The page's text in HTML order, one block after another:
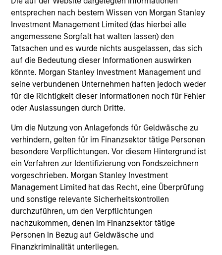
entsprechen nach bestem Wissen von Morgan Stanley
Investment Management Limited (das hierbei alle
angemessene Sorgfalt hat walten lassen) den
Tatsachen und es wurde nichts ausgelassen, das sich
auf die Bedeutung dieser Informationen auswirken
könnte. Morgan Stanley Investment Management und
seine verbundenen Unternehmen haften jedoch weder
für die Richtigkeit dieser Informationen noch für Fehler
oder Auslassungen durch Dritte.
Um die Nutzung von Anlagefonds für Geldwäsche zu
verhindern, gelten für im Finanzsektor tätige Personen
besondere Verpflichtungen. Vor diesem Hintergrund ist
ein Verfahren zur Identifizierung von Fondszeichnern
vorgeschrieben. Morgan Stanley Investment
Management Limited hat das Recht, eine Überprüfung
und sonstige relevante Sicherheitskontrollen
durchzuführen, um den Verpflichtungen
nachzukommen, denen im Finanzsektor tätige
Personen in Bezug auf Geldwäsche und
Finanzkriminalität unterliegen.
Warum mit uns
investieren?
Spezialisierte
Anlageteams
denken, und bieten Anlageexzellenz in einer
umfassenden Suite hochspezialisierter Strategien.
Fokus auf Kundenservice
Neben zeitnahen Portfolioanalysen und Kommentaren
teilen wir unsere einzigartigen Perspektiven mit
unseren Kunden durch Konferenzen, Webcasts und